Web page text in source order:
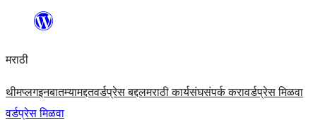
सामुग्रीवर
मराठी
थीमप्लगइनबातम्यामद्दतवर्डप्रेस बद्दलमराठी कार्यसंघसंपर्क करावर्डप्रेस मिळवा
वर्डप्रेस मिळवा